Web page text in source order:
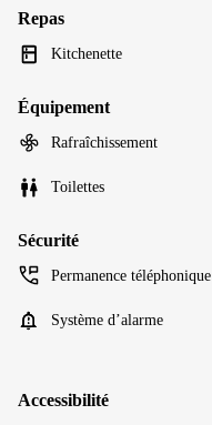
Repas
Kitchenette
Équipement
Rafraîchissement
Toilettes
Sécurité
Permanence téléphonique
Système d’alarme
Accessibilité